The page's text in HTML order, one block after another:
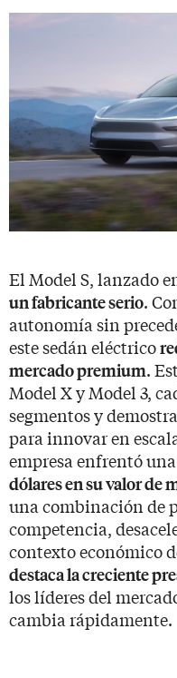
El Model S, lanzado
un fabricante serio.
autonomía sin
este sedán eléctrico
mercado premium.
Model X y Model 3,
segmentos y
para innovar en
empresa enfrentó una
dólares en su valor de
una combinación de
competencia,
contexto económico
destaca la creciente
los líderes del
cambia rápidamente.